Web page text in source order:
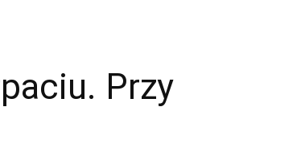
Przy